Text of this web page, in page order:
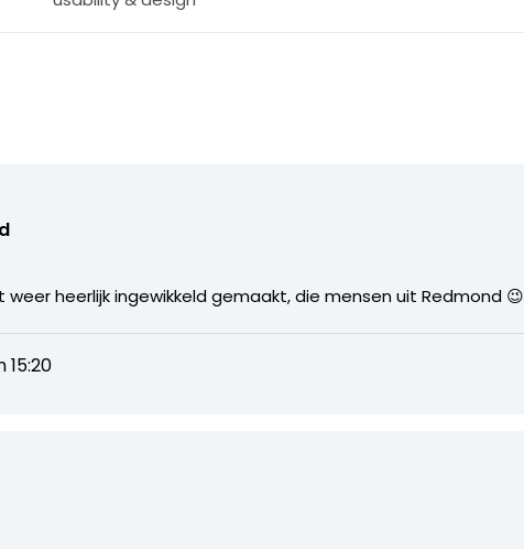
heerlijk ingewikkeld gemaakt, die mensen uit Redmond 😉
15:20